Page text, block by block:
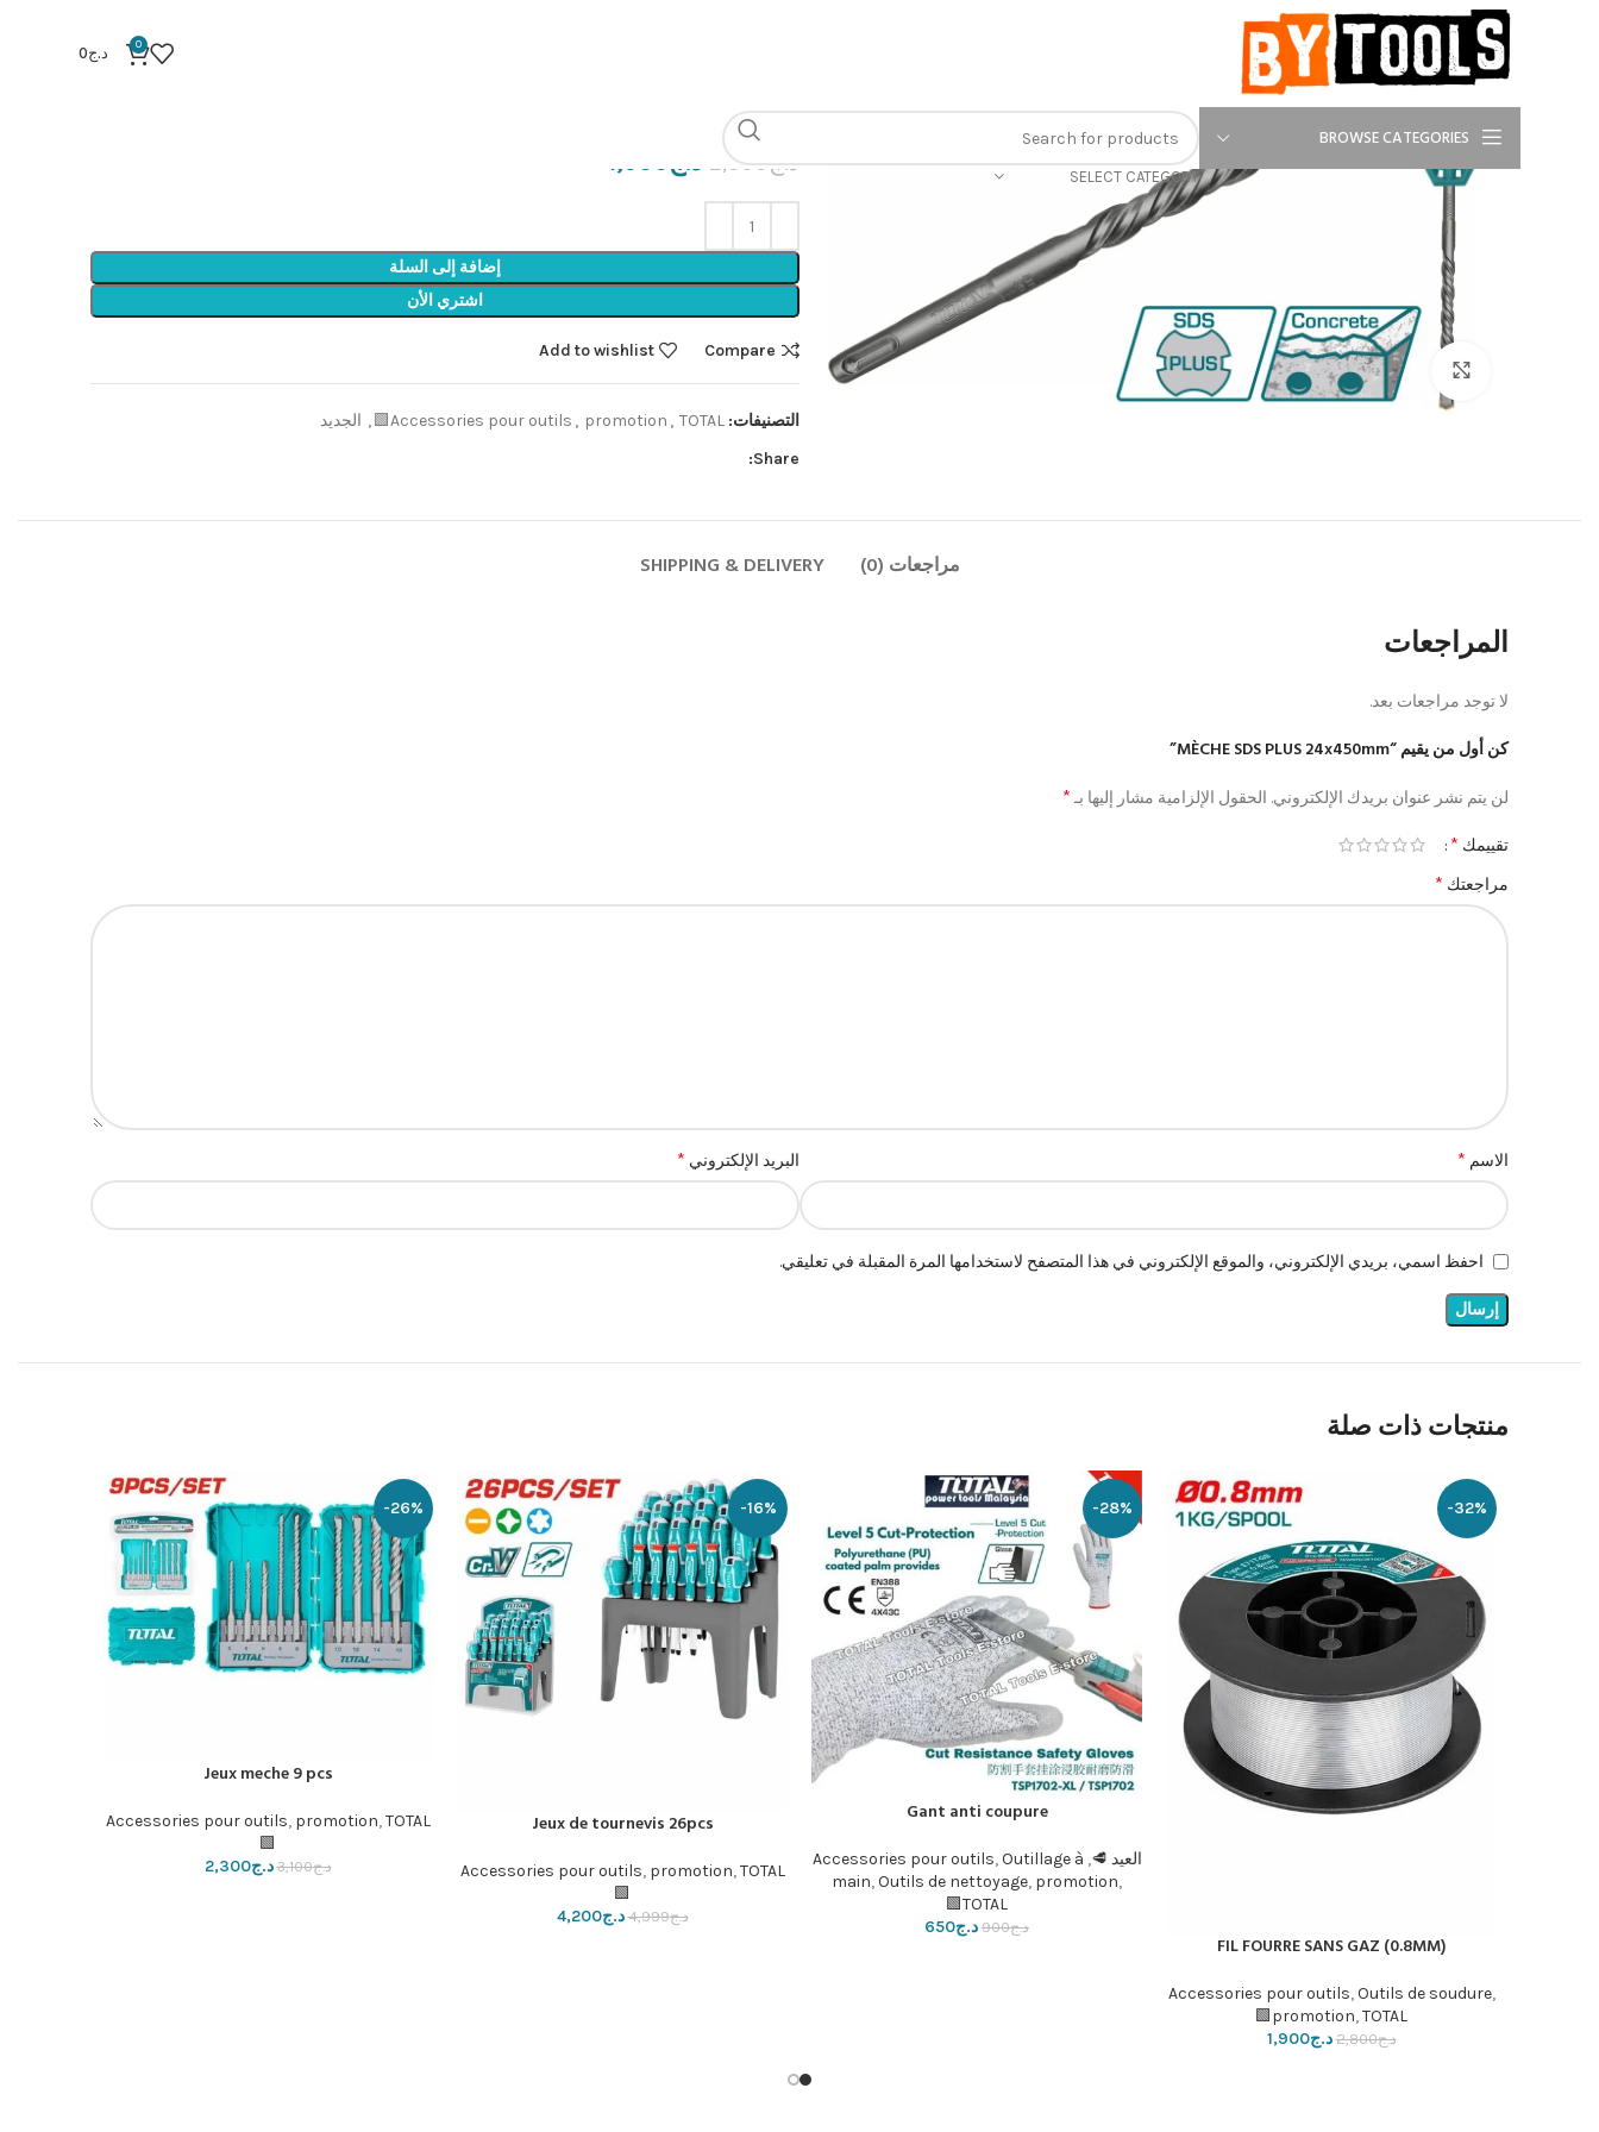
0 د.ج0
BROWSE CATEGORIES
SELECT CATEGORY
-17%
Click to enlarge
MÈCHE SDS PLUS 24x450mm
د.ج2,300 د.ج 1,900
إضافة إلى السلة
اشتري الأن
Compare
Add to wishlist
التصنيفات: Accessories pour outils , promotion , TOTAL🟩
, الجديد
Share:
مراجعات (0) SHIPPING & DELIVERY
المراجعات
لا توجد مراجعات بعد.
كن أول من يقيم “MÈCHE SDS PLUS 24x450mm”
لن يتم نشر عنوان بريدك الإلكتروني. الحقول الإلزامية مشار إليها بـ *
تقييمك *
مراجعتك *
الاسم * البريد الإلكتروني *
احفظ اسمي، بريدي الإلكتروني، والموقع الإلكتروني في هذا المتصفح لاستخدامها المرة المقبلة في تعليقي.
منتجات ذات صلة
-32%
إضافة إلى السلة
FIL FOURRE SANS GAZ (0.8MM)
Accessories pour outils,Outils de soudure,
promotion,TOTAL🟩
د.ج2,800 د.ج1,900
-28%
إضافة إلى السلةGant anti coupure
العيد 🥩,
Accessories pour outils,Outillage à
main,Outils de nettoyage, promotion,
TOTAL🟩
د.ج900 د.ج650
-16%
إضافة إلى السلةJeux de tournevis 26pcs
Accessories pour outils, promotion,TOTAL
🟩
د.ج4,999 د.ج4,200
-26%
إضافة إلى السلةJeux meche 9 pcs
Accessories pour outils, promotion,TOTAL
🟩
د.ج3,100 د.ج2,300